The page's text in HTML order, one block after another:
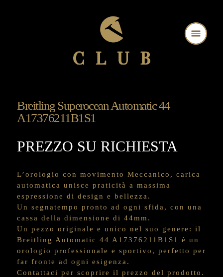
Breitling Superocean Automatic 44
A17376211B1S1
PREZZO SU RICHIESTA
L’orologio con movimento Meccanico, carica
automatica unisce praticità a massima
espressione di design e bellezza.
Un segnatempo pronto ad ogni sfida, con una
cassa della dimensione di 44mm.
Un pezzo originale e unico nel suo genere: il
Breitling Automatic 44 A17376211B1S1 è un
orologio professionale e sportivo, perfetto per
far fronte ad ogni esigenza.
Contattaci per scoprire il prezzo del prodotto.